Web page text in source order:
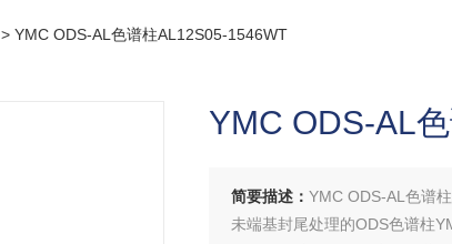
> YMC ODS-AL色谱柱AL12S05-1546WT
YMC ODS-AL
简要描述： YMC ODS-AL色谱
未端基封尾处理的ODS色谱柱